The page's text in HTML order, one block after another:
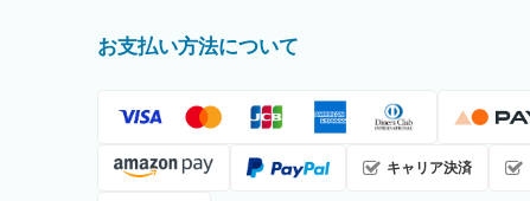
お支払い方法について
キャリア決済